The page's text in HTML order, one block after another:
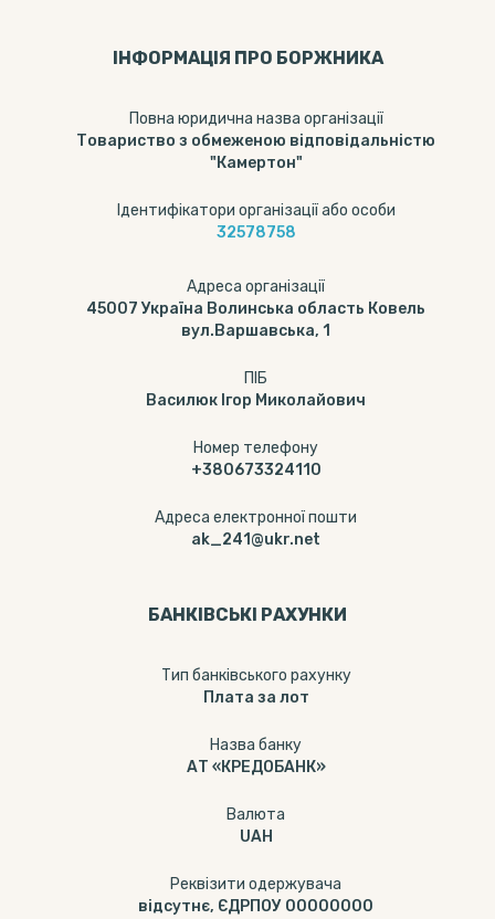
ІНФОРМАЦІЯ ПРО БОРЖНИКА
Повна юридична назва організації
Товариство з обмеженою відповідальністю
"Камертон"
Ідентифікатори організації або особи
32578758
Адреса організації
45007 Україна Волинська область Ковель
вул.Варшавська, 1
ПІБ
Василюк Ігор Миколайович
Номер телефону
+380673324110
Адреса електронної пошти
ak_241@ukr.net
БАНКІВСЬКІ РАХУНКИ
Тип банкiвського рахунку
Плата за лот
Назва банку
АТ «КРЕДОБАНК»
Валюта
UAH
Реквізити одержувача
відсутнє, ЄДРПОУ 00000000